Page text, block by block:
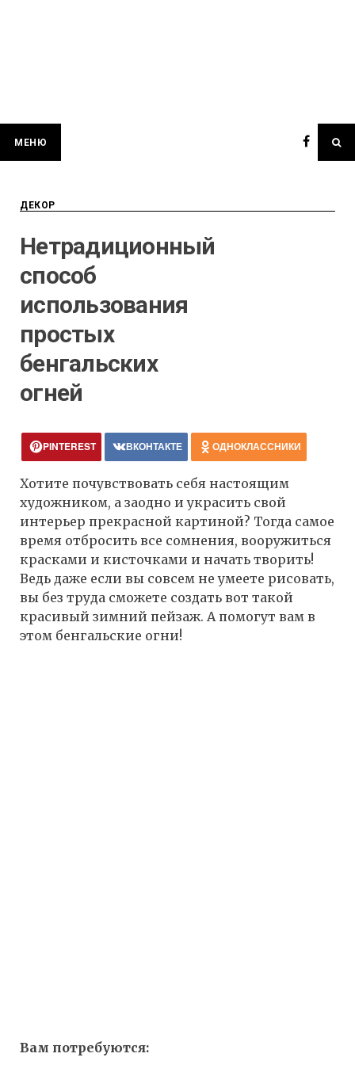
МЕНЮ
ДЕКОР
Нетрадиционный
способ
использования
простых
бенгальских
огней
PINTEREST ВКОНТАКТЕ ОДНОКЛАССНИКИ
Хотите почувствовать себя настоящим
художником, а заодно и украсить свой
интерьер прекрасной картиной? Тогда самое
время отбросить все сомнения, вооружиться
красками и кисточками и начать творить!
Ведь даже если вы совсем не умеете рисовать,
вы без труда сможете создать вот такой
красивый зимний пейзаж. А помогут вам в
этом бенгальские огни!
Вам потребуются: